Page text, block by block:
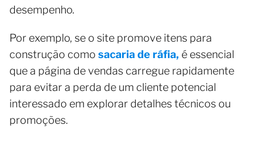
desempenho.
Por exemplo, se o site promove itens para
construção como sacaria de ráfia, é essencial
que a página de vendas carregue rapidamente
para evitar a perda de um cliente potencial
interessado em explorar detalhes técnicos ou
promoções.